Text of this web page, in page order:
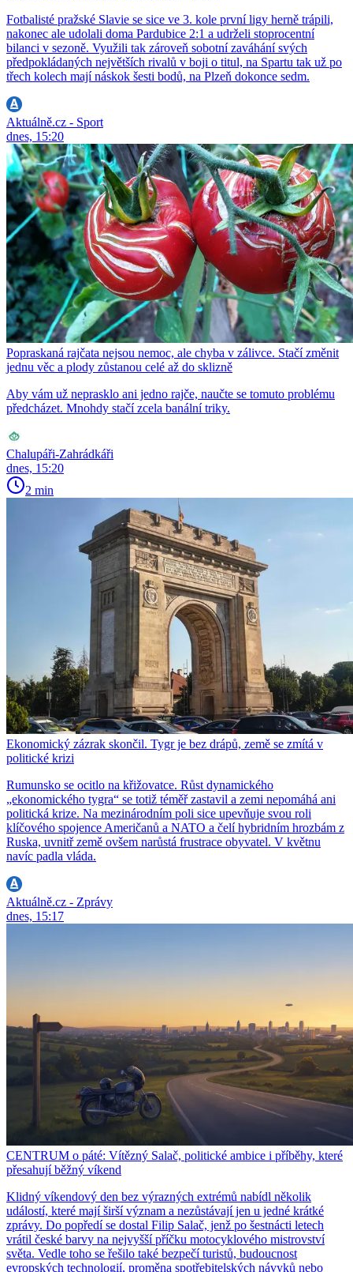
Fotbalisté pražské Slavie se sice ve 3. kole první ligy herně trápili,
nakonec ale udolali doma Pardubice 2:1 a udrželi stoprocentní
bilanci v sezoně. Využili tak zároveň sobotní zaváhání svých
předpokládaných největších rivalů v boji o titul, na Spartu tak už po
třech kolech mají náskok šesti bodů, na Plzeň dokonce sedm.
Aktuálně.cz - Sport
dnes, 15:20
Popraskaná rajčata nejsou nemoc, ale chyba v zálivce. Stačí změnit
jednu věc a plody zůstanou celé až do sklizně
Aby vám už neprasklo ani jedno rajče, naučte se tomuto problému
předcházet. Mnohdy stačí zcela banální triky.
Chalupáři-Zahrádkáři
dnes, 15:20
2 min
Ekonomický zázrak skončil. Tygr je bez drápů, země se zmítá v
politické krizi
Rumunsko se ocitlo na křižovatce. Růst dynamického
„ekonomického tygra“ se totiž téměř zastavil a zemi nepomáhá ani
politická krize. Na mezinárodním poli sice upevňuje svou roli
klíčového spojence Američanů a NATO a čelí hybridním hrozbám z
Ruska, uvnitř země ovšem narůstá frustrace obyvatel. V květnu
navíc padla vláda.
Aktuálně.cz - Zprávy
dnes, 15:17
CENTRUM o páté: Vítězný Salač, politické ambice i příběhy, které
přesahují běžný víkend
Klidný víkendový den bez výrazných extrémů nabídl několik
událostí, které mají širší význam a nezůstávají jen u jedné krátké
zprávy. Do popředí se dostal Filip Salač, jenž po šestnácti letech
vrátil české barvy na nejvyšší příčku motocyklového mistrovství
světa. Vedle toho se řešilo také bezpečí turistů, budoucnost
evropských technologií, proměna spotřebitelských návyků nebo